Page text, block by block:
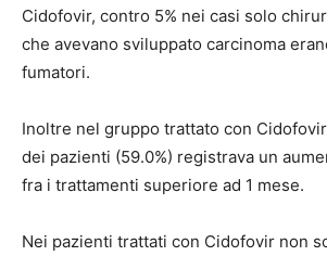
Cidofovir, contro 5% nei casi solo
che avevano sviluppato carcinoma
fumatori.
Inoltre nel gruppo trattato con
dei pazienti (59.0%) registrava un
fra i trattamenti superiore ad 1 mese.
Nei pazienti trattati con Cidofovir non